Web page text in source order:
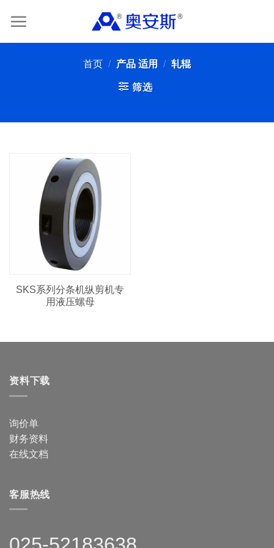
首页 / 产品 适用 / 轧辊
筛选
SKS系列分条机纵剪机专
用液压螺母
资料下载
询价单
财务资料
在线文档
客服热线